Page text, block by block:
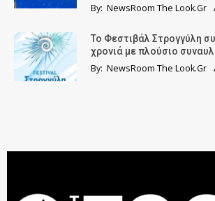
By: NewsRoom The Look.Gr
Το Φεστιβάλ Στρογγύλη
χρονιά με πλούσιο
By: NewsRoom The Look.Gr